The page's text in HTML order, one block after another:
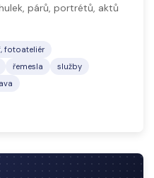
párů, portrétů, aktů
fotoateliér
řemesla
služby